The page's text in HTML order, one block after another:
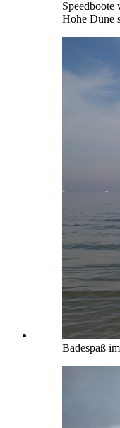
Speedboote
Hohe Düne
Badespaß